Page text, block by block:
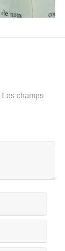
Les champs